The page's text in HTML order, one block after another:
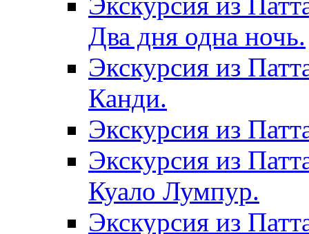
Два дня одна ночь.
Экскурсия из
Канди.
Экскурсия из
Экскурсия из
Куало Лумпур.
Экскурсия из